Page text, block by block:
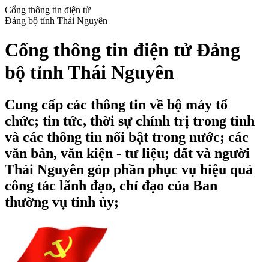
Cổng thông tin điện tử
Đảng bộ tỉnh Thái Nguyên
Cổng thông tin điện tử Đảng
bộ tỉnh Thái Nguyên
Cung cấp các thông tin về bộ máy tổ
chức; tin tức, thời sự chính trị trong tỉnh
và các thông tin nổi bật trong nước; các
văn bản, văn kiện - tư liệu; đất và người
Thái Nguyên góp phần phục vụ hiệu quả
công tác lãnh đạo, chỉ đạo của Ban
thường vụ tỉnh ủy;